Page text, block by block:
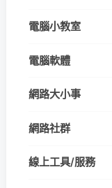
電腦小教室
電腦軟體
網路大小事
網路社群
線上工具/服務